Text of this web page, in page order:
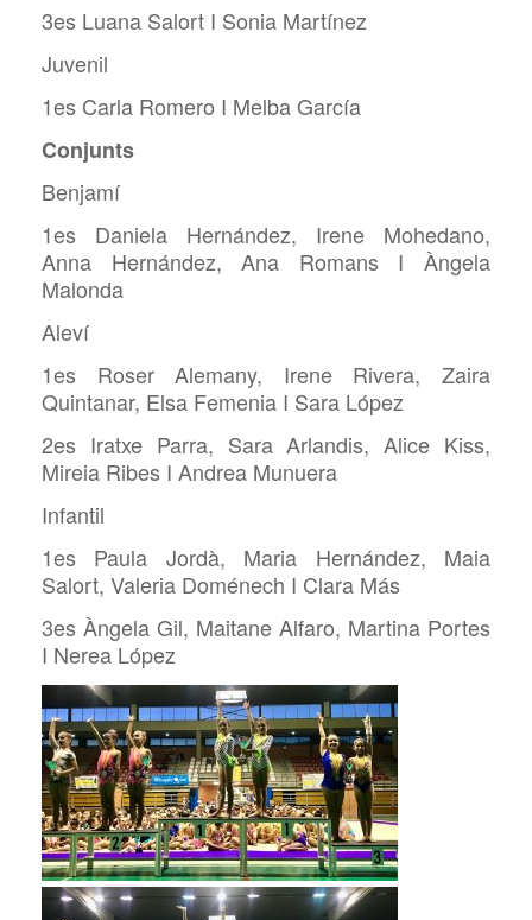
3es Luana Salort I Sonia Martínez
Juvenil
1es Carla Romero I Melba García
Conjunts
Benjamí
1es Daniela Hernández, Irene Mohedano,
Anna Hernández, Ana Romans I Àngela
Malonda
Aleví
1es Roser Alemany, Irene Rivera, Zaira
Quintanar, Elsa Femenia I Sara López
2es Iratxe Parra, Sara Arlandis, Alice Kiss,
Mireia Ribes I Andrea Munuera
Infantil
1es Paula Jordà, Maria Hernández, Maia
Salort, Valeria Doménech I Clara Más
3es Àngela Gil, Maitane Alfaro, Martina Portes
I Nerea López